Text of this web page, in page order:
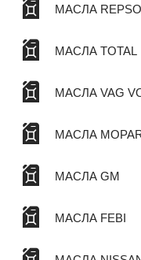
МАСЛА
МАСЛА TOTAL
МАСЛА VAG
МАСЛА
МАСЛА GM
МАСЛА FEBI